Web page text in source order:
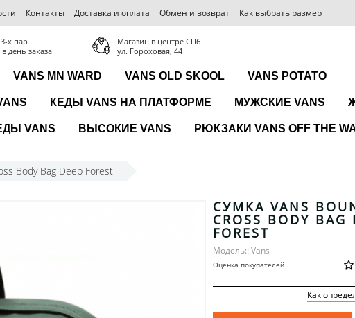
Контакты Доставка и оплата Обмен и возврат Как выбрать размер
x пар
день заказа
Магазин в центре СПб
ул. Гороховая, 44
VANS MN WARD VANS OLD SKOOL VANS POTATO
КЕДЫ VANS НА ПЛАТФОРМЕ МУЖСКИЕ VANS
VANS ВЫСОКИЕ VANS РЮКЗАКИ VANS OFF THE
Body Bag Deep Forest
СУМКА VANS
CROSS BODY BAG
FOREST
Модель:: Vans
Оценка покупателей
Как